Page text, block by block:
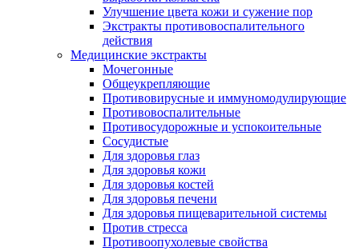
Улучшение цвета кожи и сужение пор
Экстракты противовоспалительного
действия
Медицинские экстракты
Мочегонные
Общеукрепляющие
Противовирусные и иммуномодулирующие
Противовоспалительные
Противосудорожные и успокоительные
Сосудистые
Для здоровья глаз
Для здоровья кожи
Для здоровья костей
Для здоровья печени
Для здоровья пищеварительной системы
Против стресса
Противоопухолевые свойства